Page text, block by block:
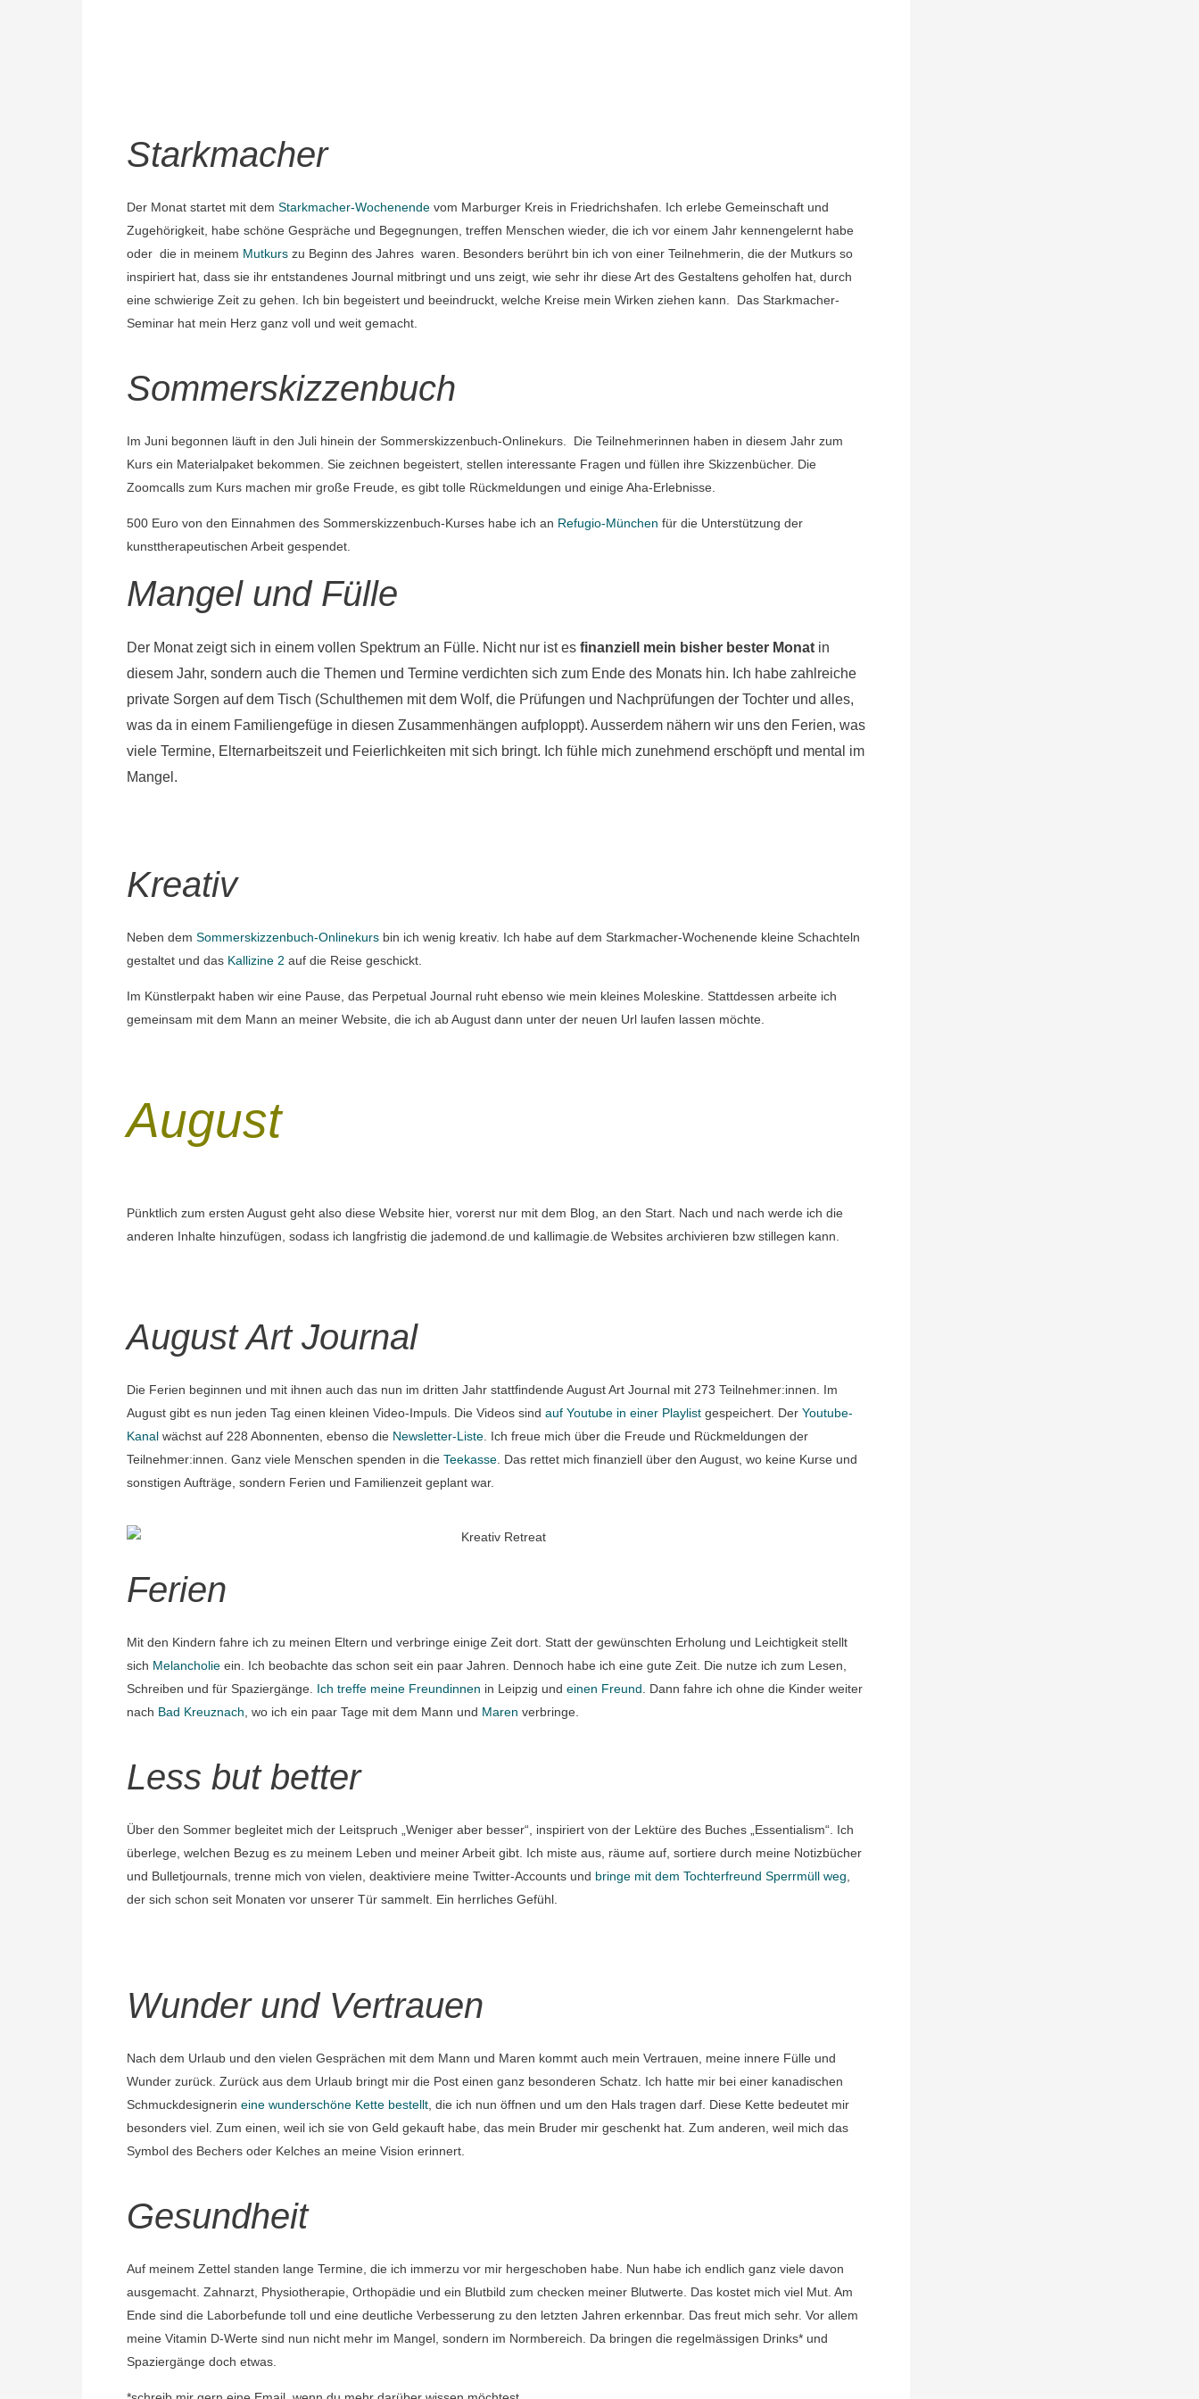
Starkmacher
Der Monat startet mit dem Starkmacher-Wochenende vom Marburger Kreis in Friedrichshafen. Ich erlebe Gemeinschaft und
Zugehörigkeit, habe schöne Gespräche und Begegnungen, treffen Menschen wieder, die ich vor einem Jahr kennengelernt habe
oder die in meinem Mutkurs zu Beginn des Jahres waren. Besonders berührt bin ich von einer Teilnehmerin, die der Mutkurs so
inspiriert hat, dass sie ihr entstandenes Journal mitbringt und uns zeigt, wie sehr ihr diese Art des Gestaltens geholfen hat, durch
eine schwierige Zeit zu gehen. Ich bin begeistert und beeindruckt, welche Kreise mein Wirken ziehen kann. Das Starkmacher-
Seminar hat mein Herz ganz voll und weit gemacht.
Sommerskizzenbuch
Im Juni begonnen läuft in den Juli hinein der Sommerskizzenbuch-Onlinekurs. Die Teilnehmerinnen haben in diesem Jahr zum
Kurs ein Materialpaket bekommen. Sie zeichnen begeistert, stellen interessante Fragen und füllen ihre Skizzenbücher. Die
Zoomcalls zum Kurs machen mir große Freude, es gibt tolle Rückmeldungen und einige Aha-Erlebnisse.
500 Euro von den Einnahmen des Sommerskizzenbuch-Kurses habe ich an Refugio-München für die Unterstützung der
kunsttherapeutischen Arbeit gespendet.
Mangel und Fülle
Der Monat zeigt sich in einem vollen Spektrum an Fülle. Nicht nur ist es finanziell mein bisher bester Monat in
diesem Jahr, sondern auch die Themen und Termine verdichten sich zum Ende des Monats hin. Ich habe zahlreiche
private Sorgen auf dem Tisch (Schulthemen mit dem Wolf, die Prüfungen und Nachprüfungen der Tochter und alles,
was da in einem Familiengefüge in diesen Zusammenhängen aufploppt). Ausserdem nähern wir uns den Ferien, was
viele Termine, Elternarbeitszeit und Feierlichkeiten mit sich bringt. Ich fühle mich zunehmend erschöpft und mental im
Mangel.
Kreativ
Neben dem Sommerskizzenbuch-Onlinekurs bin ich wenig kreativ. Ich habe auf dem Starkmacher-Wochenende kleine Schachteln
gestaltet und das Kallizine 2 auf die Reise geschickt.
Im Künstlerpakt haben wir eine Pause, das Perpetual Journal ruht ebenso wie mein kleines Moleskine. Stattdessen arbeite ich
gemeinsam mit dem Mann an meiner Website, die ich ab August dann unter der neuen Url laufen lassen möchte.
August
Pünktlich zum ersten August geht also diese Website hier, vorerst nur mit dem Blog, an den Start. Nach und nach werde ich die
anderen Inhalte hinzufügen, sodass ich langfristig die jademond.de und kallimagie.de Websites archivieren bzw stillegen kann.
August Art Journal
Die Ferien beginnen und mit ihnen auch das nun im dritten Jahr stattfindende August Art Journal mit 273 Teilnehmer:innen. Im
August gibt es nun jeden Tag einen kleinen Video-Impuls. Die Videos sind auf Youtube in einer Playlist gespeichert. Der Youtube-
Kanal wächst auf 228 Abonnenten, ebenso die Newsletter-Liste . Ich freue mich über die Freude und Rückmeldungen der
Teilnehmer:innen. Ganz viele Menschen spenden in die Teekasse . Das rettet mich finanziell über den August, wo keine Kurse und
sonstigen Aufträge, sondern Ferien und Familienzeit geplant war.
Ferien
Mit den Kindern fahre ich zu meinen Eltern und verbringe einige Zeit dort. Statt der gewünschten Erholung und Leichtigkeit stellt
sich Melancholie ein. Ich beobachte das schon seit ein paar Jahren. Dennoch habe ich eine gute Zeit. Die nutze ich zum Lesen,
Schreiben und für Spaziergänge. Ich treffe meine Freundinnen in Leipzig und einen Freund. Dann fahre ich ohne die Kinder weiter
nach Bad Kreuznach, wo ich ein paar Tage mit dem Mann und Maren verbringe.
Less but better
Über den Sommer begleitet mich der Leitspruch „Weniger aber besser“, inspiriert von der Lektüre des Buches „Essentialism“. Ich
überlege, welchen Bezug es zu meinem Leben und meiner Arbeit gibt. Ich miste aus, räume auf, sortiere durch meine Notizbücher
und Bulletjournals, trenne mich von vielen, deaktiviere meine Twitter-Accounts und bringe mit dem Tochterfreund Sperrmüll weg,
der sich schon seit Monaten vor unserer Tür sammelt. Ein herrliches Gefühl.
Wunder und Vertrauen
Nach dem Urlaub und den vielen Gesprächen mit dem Mann und Maren kommt auch mein Vertrauen, meine innere Fülle und
Wunder zurück. Zurück aus dem Urlaub bringt mir die Post einen ganz besonderen Schatz. Ich hatte mir bei einer kanadischen
Schmuckdesignerin eine wunderschöne Kette bestellt, die ich nun öffnen und um den Hals tragen darf. Diese Kette bedeutet mir
besonders viel. Zum einen, weil ich sie von Geld gekauft habe, das mein Bruder mir geschenkt hat. Zum anderen, weil mich das
Symbol des Bechers oder Kelches an meine Vision erinnert.
Gesundheit
Auf meinem Zettel standen lange Termine, die ich immerzu vor mir hergeschoben habe. Nun habe ich endlich ganz viele davon
ausgemacht. Zahnarzt, Physiotherapie, Orthopädie und ein Blutbild zum checken meiner Blutwerte. Das kostet mich viel Mut. Am
Ende sind die Laborbefunde toll und eine deutliche Verbesserung zu den letzten Jahren erkennbar. Das freut mich sehr. Vor allem
meine Vitamin D-Werte sind nun nicht mehr im Mangel, sondern im Normbereich. Da bringen die regelmässigen Drinks* und
Spaziergänge doch etwas.